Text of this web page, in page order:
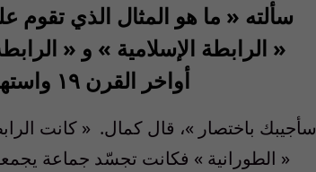
سألته « ما هو المثال الذي
« الرابطة الإسلامية » و «
أواخر القرن ١٩ واستهدفت توحيد جميع أبناء العرق التركي- الشفاف
« سأجيبك باختصار »، قال كمال. « كانت
« الطورانية » فكانت تجسّد جماعة